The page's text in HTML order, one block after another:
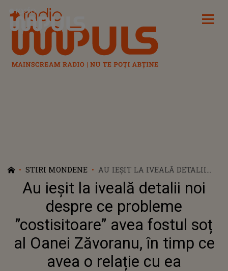
Radio Impuls
STIRI MONDENE
AU IEȘIT LA IVEALĂ DETALII
NOI DESPRE CE PROBLEME
”COSTISITOARE” AVEA FOSTUL
SOȚ AL OANEI ZĂVORANU, ÎN
TIMP CE AVEA O RELAȚIE CU EA
Au ieșit la iveală detalii noi
despre ce probleme
”costisitoare” avea fostul soț
al Oanei Zăvoranu, în timp ce
avea o relație cu ea